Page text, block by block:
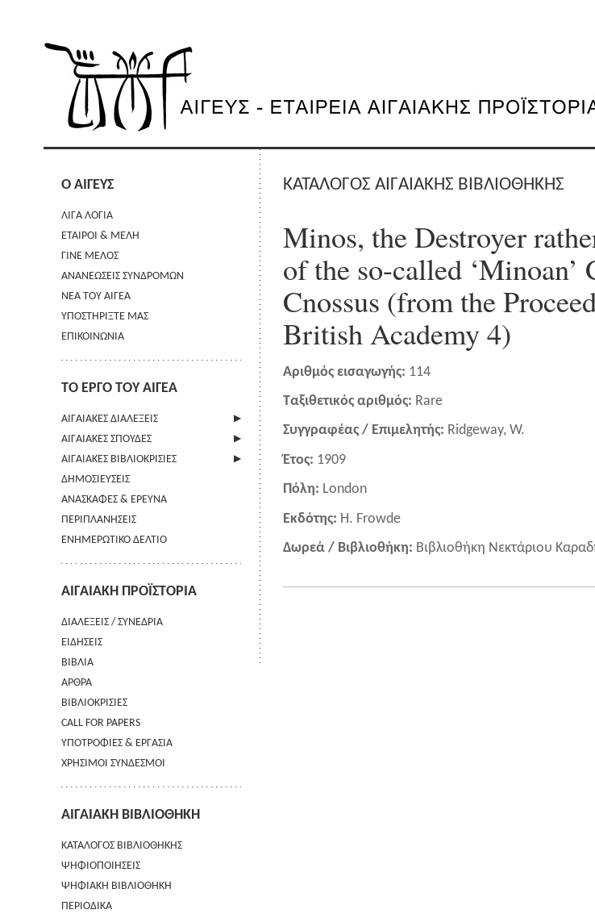
Ο ΑΙΓΕΥΣ
ΛΙΓΑ ΛΟΓΙΑ
ΕΤΑΙΡΟΙ & ΜΕΛΗ
ΓΙΝΕ ΜΕΛΟΣ
ΑΝΑΝΕΩΣΕΙΣ ΣΥΝΔΡΟΜΩΝ
ΝΕΑ ΤΟΥ ΑΙΓΕΑ
ΥΠΟΣΤΗΡΙΞΤΕ ΜΑΣ
ΕΠΙΚΟΙΝΩΝΙΑ
ΤΟ ΕΡΓΟ ΤΟΥ ΑΙΓΕΑ
ΑΙΓΑΙΑΚΕΣ ΔΙΑΛΕΞΕΙΣ
ΠΛΗΡΟΦΟΡΙΕΣ
ΑΙΓΑΙΑΚΕΣ ΣΠΟΥΔΕΣ
ΠΛΗΡΟΦΟΡΙΕΣ
ΟΔΗΓΙΕΣ ΠΡΟΣ ΣΥΓΓΡΑΦΕΙΣ
ΟΡΟΙ ΧΡΗΣΗΣ
ΕΠΙΚΟΙΝΩΝΙΑ
ΑΙΓΑΙΑΚΕΣ ΒΙΒΛΙΟΚΡΙΣΙΕΣ
ΠΛΗΡΟΦΟΡΙΕΣ
ΔΗΜΟΣΙΕΥΣΕΙΣ
ΑΝΑΣΚΑΦΕΣ & ΕΡΕΥΝΑ
ΠΕΡΙΠΛΑΝΗΣΕΙΣ
ΕΝΗΜΕΡΩΤΙΚΟ ΔΕΛΤΙΟ
ΑΙΓΑΙΑΚΗ ΠΡΟΪΣΤΟΡΙΑ
ΔΙΑΛΕΞΕΙΣ / ΣΥΝΕΔΡΙΑ
ΕΙΔΗΣΕΙΣ
ΒΙΒΛΙΑ
ΑΡΘΡΑ
ΒΙΒΛΙΟΚΡΙΣΙΕΣ
CALL FOR PAPERS
ΥΠΟΤΡΟΦΙΕΣ & ΕΡΓΑΣΙΑ
ΧΡΗΣΙΜΟΙ ΣΥΝΔΕΣΜΟΙ
ΑΙΓΑΙΑΚΗ ΒΙΒΛΙΟΘΗΚΗ
ΚΑΤΑΛΟΓΟΣ ΒΙΒΛΙΟΘΗΚΗΣ
ΨΗΦΙΟΠΟΙΗΣΕΙΣ
ΨΗΦΙΑΚΗ ΒΙΒΛΙΟΘΗΚΗ
ΠΕΡΙΟΔΙΚΑ
ΚΑΤΑΛΟΓΟΣ ΑΙΓΑΙΑΚΗΣ ΒΙΒΛΙΟΘΗΚΗΣ
Minos, the Destroyer
of the so-called ‘Minoan’
Cnossus (from the
British Academy 4)
Αριθμός εισαγωγής: 114
Ταξιθετικός αριθμός: Rare
Συγγραφέας / Επιμελητής: Ridgeway, W.
Έτος: 1909
Πόλη: London
Εκδότης: H. Frowde
Δωρεά / Βιβλιοθήκη: Βιβλιοθήκη Νεκτάριου